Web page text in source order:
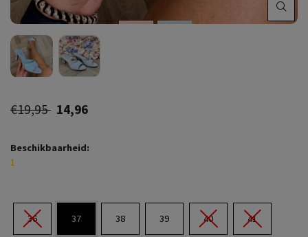
€19,95 14,96
Beschikbaarheid:
1
36 37 38 39 40 41